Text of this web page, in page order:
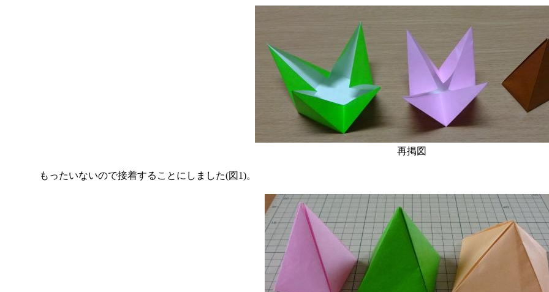
再掲図
もったいないので接着することにしました(図1)。